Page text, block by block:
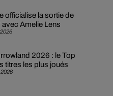
officialise la sortie de
avec Amelie Lens
2026
2026 : le Top
titres les plus joués